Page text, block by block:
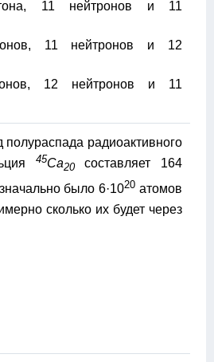
11 нейтронов и 11
11 нейтронов и 12
12 нейтронов и 11
полураспада радиоактивного
45Ca20составляет 164
было 6·1020 атомов
сколько их будет через